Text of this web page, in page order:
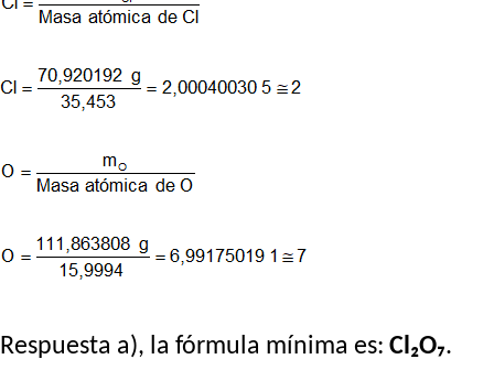
Respuesta a), la fórmula mínima es: Cl₂O₇.